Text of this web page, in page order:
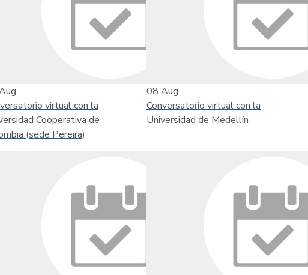
virtual con la
Cooperativa de
(sede Pereira)
08 Aug
Conversatorio virtual con la
Universidad de Medellín